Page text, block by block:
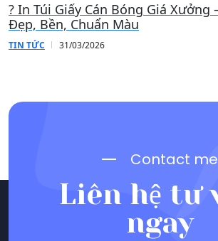
? In Túi Giấy Cán Bóng Giá Xưởng
Đẹp, Bền, Chuẩn Màu
TIN TỨC 31/03/2026
Contact me
Liên hệ tư
ngay